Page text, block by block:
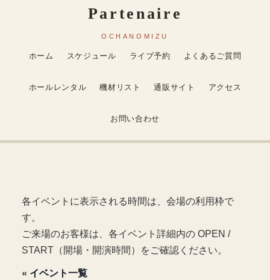
ホーム スケジュール ライブ予約 よくあるご質問
ホールレンタル 機材リスト 通販サイト アクセス
お問い合わせ
各イベントに表示される時間は、会場の利用枠で
す。
ご来場のお客様は、各イベント詳細内の OPEN /
START（開場・開演時間）をご確認ください。
« イベント一覧